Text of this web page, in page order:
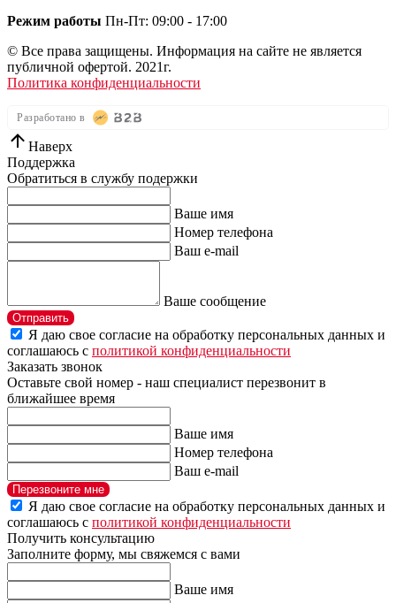
Режим работы Пн-Пт: 09:00 - 17:00
© Все права защищены. Информация на сайте не является
публичной офертой. 2021г.
Политика конфиденциальности
Разработано в
Наверх
Поддержка
Обратиться в службу подержки
Ваше имя
Номер телефона
Ваш e-mail
Ваше сообщение
Отправить
Я даю свое согласие на обработку персональных данных и
соглашаюсь с политикой конфиденциальности
Заказать звонок
Оставьте свой номер - наш специалист перезвонит в
ближайшее время
Ваше имя
Номер телефона
Ваш e-mail
Перезвоните мне
Я даю свое согласие на обработку персональных данных и
соглашаюсь с политикой конфиденциальности
Получить консультацию
Заполните форму, мы свяжемся с вами
Ваше имя